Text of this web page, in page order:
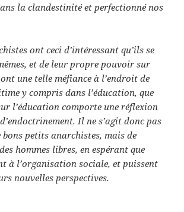
la clandestinité et perfectionné nos
ont ceci d’intéressant qu’ils se
et de leur propre pouvoir sur
une telle méfiance à l’endroit de
y compris dans l’éducation, que
l’éducation comporte une réflexion
Il ne s’agit donc pas
bons petits anarchistes, mais de
hommes libres, en espérant que
à l’organisation sociale, et puissent
nouvelles perspectives.